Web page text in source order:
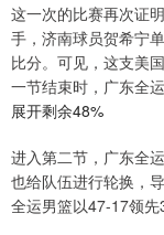
这一次的比赛再次证
手，济南球员贺希宁
比分。可见，这支美
一节结束时，广东全
展开剩余48%
进入第二节，广东全
也给队伍进行轮换，
全运男篮以47-17领先